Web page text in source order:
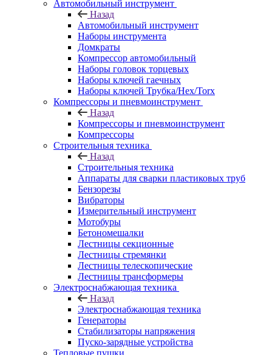
Автомобильный инструмент
Назад
Автомобильный инструмент
Наборы инструмента
Домкраты
Компрессор автомобильный
Наборы головок торцевых
Наборы ключей гаечных
Наборы ключей Трубка/Hex/Torx
Компрессоры и пневмоинструмент
Назад
Компрессоры и пневмоинструмент
Компрессоры
Строительныя техника
Назад
Строительныя техника
Аппараты для сварки пластиковых труб
Бензорезы
Вибраторы
Измерительный инструмент
Мотобуры
Бетономешалки
Лестницы секционные
Лестницы стремянки
Лестницы телескопические
Лестницы трансформеры
Электроснабжающая техника
Назад
Электроснабжающая техника
Генераторы
Стабилизаторы напряжения
Пуско-зарядные устройства
Тепловые пушки